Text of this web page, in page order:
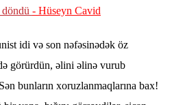
döndü - Hüseyn Cavid
idi və son nəfəsinədək öz
görürdün, əlini əlinə vurub
bunların xoruzlanmaqlarına bax!